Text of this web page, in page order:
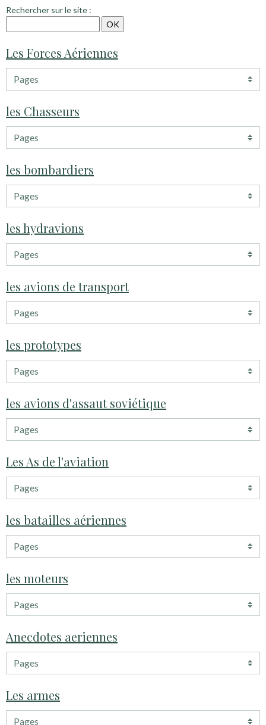
Rechercher sur le site :
Les Forces Aériennes
les Chasseurs
les bombardiers
les hydravions
les avions de transport
les prototypes
les avions d'assaut soviétique
Les As de l'aviation
les batailles aériennes
les moteurs
Anecdotes aeriennes
Les armes